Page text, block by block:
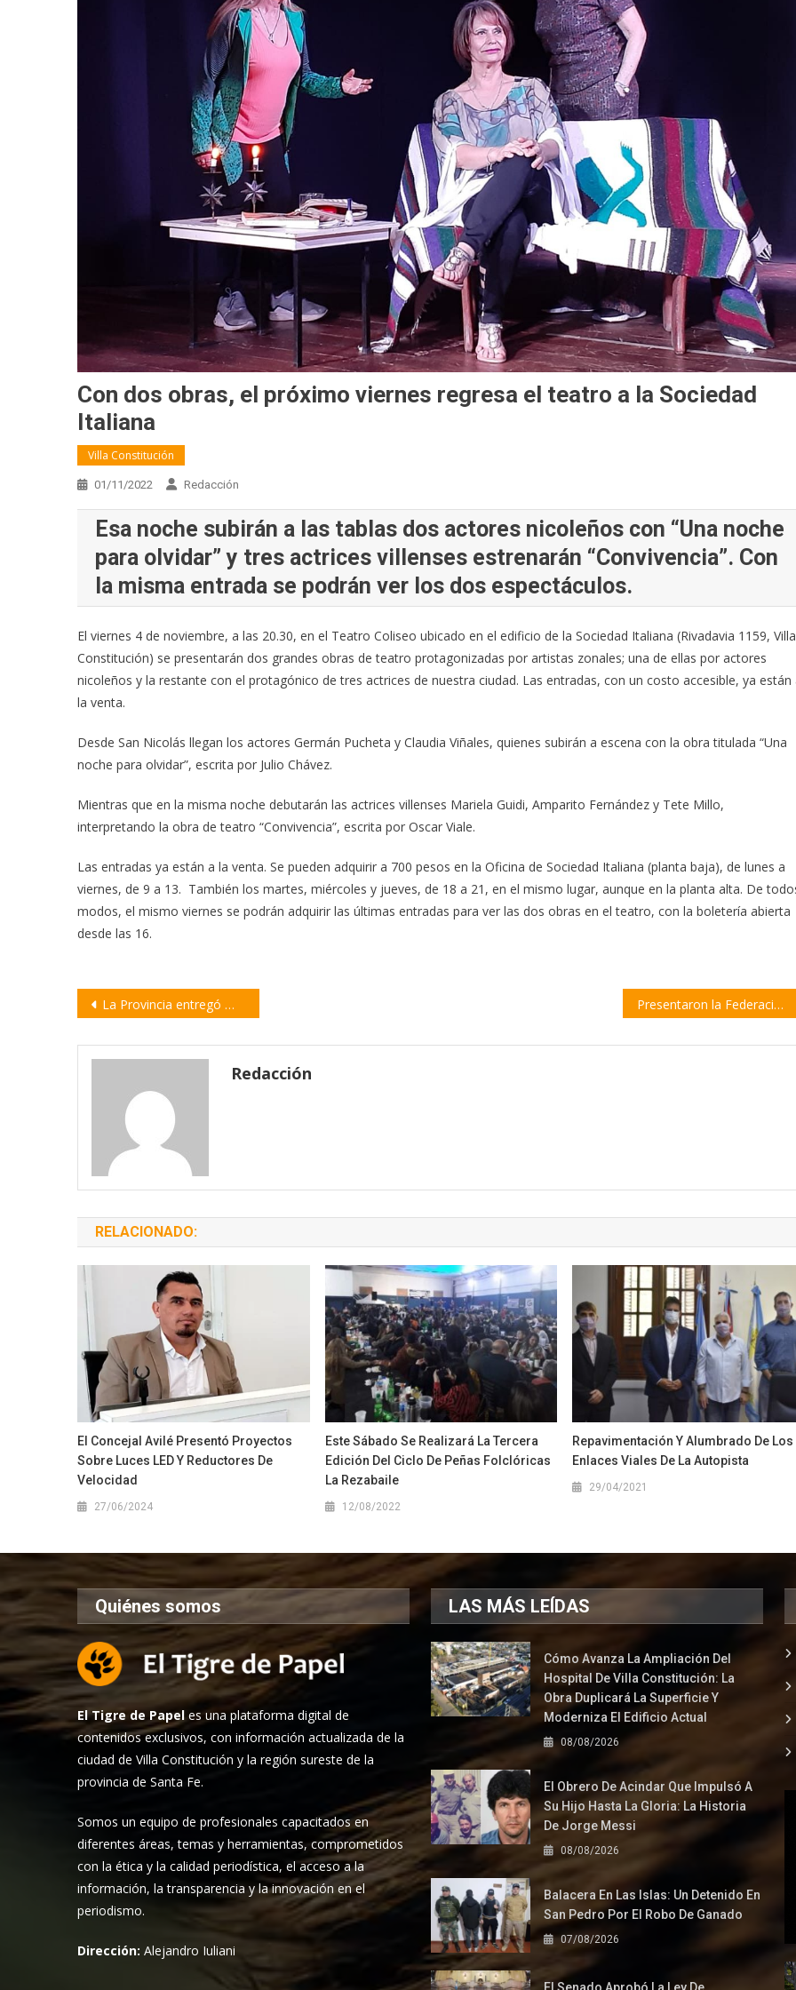
Con dos obras, el próximo viernes regresa el teatro a la Sociedad
Italiana
Villa Constitución
01/11/2022 Redacción
Esa noche subirán a las tablas dos actores nicoleños con “Una noche
para olvidar” y tres actrices villenses estrenarán “Convivencia”. Con
la misma entrada se podrán ver los dos espectáculos.
El viernes 4 de noviembre, a las 20.30, en el Teatro Coliseo ubicado en el edificio de la Sociedad Italiana (Rivadavia 1159, Villa
Constitución) se presentarán dos grandes obras de teatro protagonizadas por artistas zonales; una de ellas por actores
nicoleños y la restante con el protagónico de tres actrices de nuestra ciudad. Las entradas, con un costo accesible, ya están
la venta.
Desde San Nicolás llegan los actores Germán Pucheta y Claudia Viñales, quienes subirán a escena con la obra titulada “Una
noche para olvidar”, escrita por Julio Chávez.
Mientras que en la misma noche debutarán las actrices villenses Mariela Guidi, Amparito Fernández y Tete Millo,
interpretando la obra de teatro “Convivencia”, escrita por Oscar Viale.
Las entradas ya están a la venta. Se pueden adquirir a 700 pesos en la Oficina de Sociedad Italiana (planta baja), de lunes a
viernes, de 9 a 13. También los martes, miércoles y jueves, de 18 a 21, en el mismo lugar, aunque en la planta alta. De
modos, el mismo viernes se podrán adquirir las últimas entradas para ver las dos obras en el teatro, con la boletería abierta
desde las 16.
Navegación
entradas
La Provincia entregó móviles policiales para el Departamento Constitución Presentaron la Federación de Mutuales Sindicales para «ampliar beneficios a los trabajadores»
Redacción
RELACIONADO:
El Concejal Avilé Presentó Proyectos
Sobre Luces LED Y Reductores De
Velocidad
27/06/2024
Este Sábado Se Realizará La Tercera
Edición Del Ciclo De Peñas Folclóricas
La Rezabaile
12/08/2022
Repavimentación Y Alumbrado De Los
Enlaces Viales De La Autopista
29/04/2021
Quiénes somos
El Tigre de Papel es una plataforma digital de
contenidos exclusivos, con información actualizada de la
ciudad de Villa Constitución y la región sureste de la
provincia de Santa Fe.
Somos un equipo de profesionales capacitados en
diferentes áreas, temas y herramientas, comprometidos
con la ética y la calidad periodística, el acceso a la
información, la transparencia y la innovación en el
periodismo.
Dirección:Alejandro Iuliani
LAS MÁS LEÍDAS
Cómo Avanza La Ampliación Del
Hospital De Villa Constitución: La
Obra Duplicará La Superficie Y
Moderniza El Edificio Actual
08/08/2026
El Obrero De Acindar Que Impulsó A
Su Hijo Hasta La Gloria: La Historia
De Jorge Messi
08/08/2026
Balacera En Las Islas: Un Detenido En
San Pedro Por El Robo De Ganado
07/08/2026